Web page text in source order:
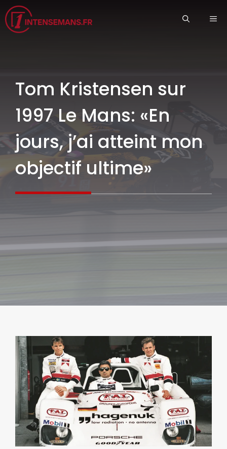
Aller
au
contenu
Tom Kristensen sur
1997 Le Mans: «En
jours, j’ai atteint mon
objectif ultime»